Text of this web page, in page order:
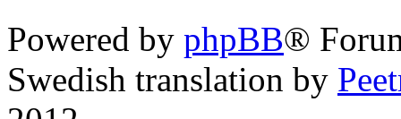
Powered by phpBB®
Swedish translation by